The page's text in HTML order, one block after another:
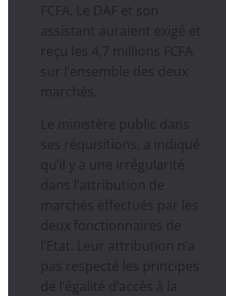
FCFA. Le DAF et son
assistant auraient exigé et
reçu les 4,7 millions FCFA
sur l’ensemble des deux
marchés.
Le ministère public dans
ses réquisitions, a indiqué
qu’il y a une irrégularité
dans l’attribution de
marchés effectués par les
deux fonctionnaires de
l’Etat. Leur attribution n’a
pas respecté les principes
de l’égalité d’accès à la